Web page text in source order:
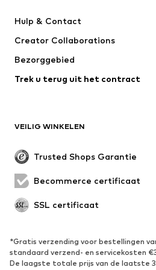
WE Fashion
Hulp & Contact
Creator Collaborations
Bezorggebied
Trek u terug uit het contract
VEILIG WINKELEN
Trusted Shops Garantie
Becommerce certificaat
SSL certificaat
*Gratis verzending voor bestellingen
standaard verzend- en servicekosten
De laagste totale prijs van de laatste